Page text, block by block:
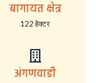
बागायत क्षेत्र
122 हेक्टर
अंगणवाडी